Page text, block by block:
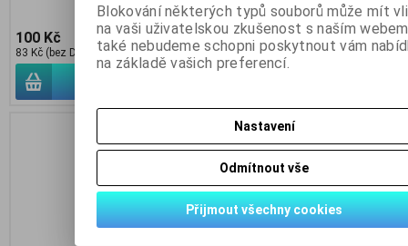
100 Kč
83 Kč (bez DPH:)
DIL6
54 Kč
45 Kč (bez DPH:)
Blokování některých typů souborů může mít
na vaši uživatelskou zkušenost s naším
také nebudeme schopni poskytnout vám
na základě vašich preferencí.
Nastavení
Odmítnout vše
Přijmout všechny cookies